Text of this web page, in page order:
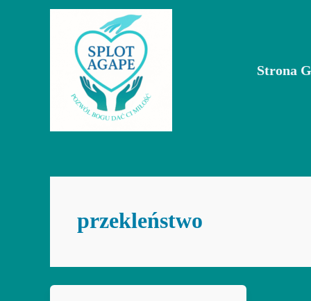
Strona
przekleństwo